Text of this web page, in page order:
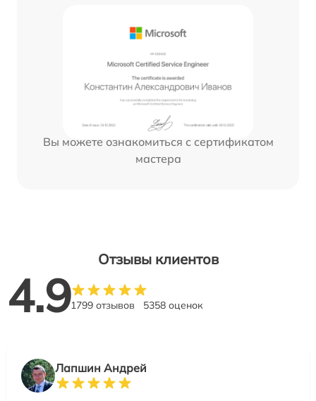
Вы можете ознакомиться с сертификатом
мастера
Отзывы клиентов
4.91799 отзывов 5358 оценок
Лапшин Андрей